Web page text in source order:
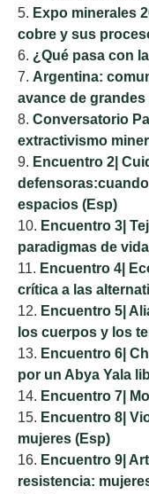
Expo minerales
cobre y sus
¿Qué pasa con
Argentina:
avance de grandes
Conversatorio
extractivismo
Encuentro 2|
espacios (Esp)
Encuentro 3|
paradigmas de
Encuentro 4|
crítica a las
Encuentro 5|
los cuerpos y los
Encuentro 6|
por un Abya Yala
Encuentro 7|
Encuentro 8|
mujeres (Esp)
Encuentro 9|
resistencia: